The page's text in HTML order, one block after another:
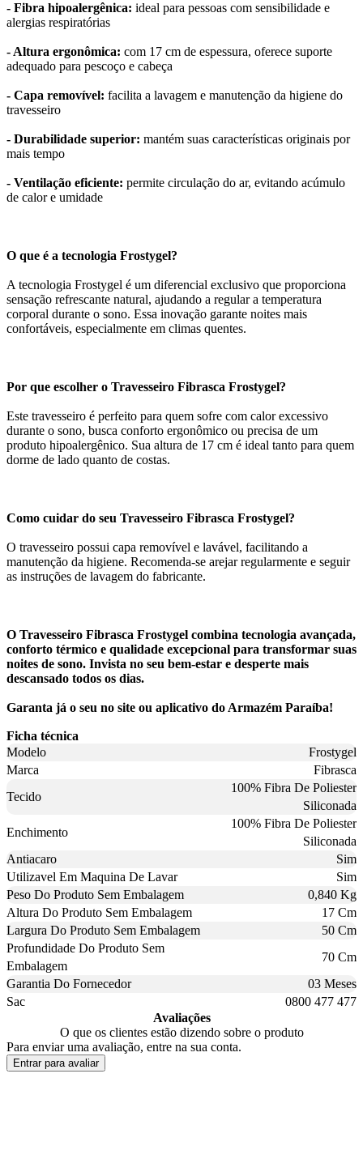
- Fibra hipoalergênica: ideal para pessoas com sensibilidade e
alergias respiratórias
- Altura ergonômica: com 17 cm de espessura, oferece suporte
adequado para pescoço e cabeça
- Capa removível: facilita a lavagem e manutenção da higiene do
travesseiro
- Durabilidade superior: mantém suas características originais por
mais tempo
- Ventilação eficiente: permite circulação do ar, evitando acúmulo
de calor e umidade
O que é a tecnologia Frostygel?
A tecnologia Frostygel é um diferencial exclusivo que proporciona
sensação refrescante natural, ajudando a regular a temperatura
corporal durante o sono. Essa inovação garante noites mais
confortáveis, especialmente em climas quentes.
Por que escolher o Travesseiro Fibrasca Frostygel?
Este travesseiro é perfeito para quem sofre com calor excessivo
durante o sono, busca conforto ergonômico ou precisa de um
produto hipoalergênico. Sua altura de 17 cm é ideal tanto para quem
dorme de lado quanto de costas.
Como cuidar do seu Travesseiro Fibrasca Frostygel?
O travesseiro possui capa removível e lavável, facilitando a
manutenção da higiene. Recomenda-se arejar regularmente e seguir
as instruções de lavagem do fabricante.
O Travesseiro Fibrasca Frostygel combina tecnologia avançada,
conforto térmico e qualidade excepcional para transformar suas
noites de sono. Invista no seu bem-estar e desperte mais
descansado todos os dias.
Garanta já o seu no site ou aplicativo do Armazém Paraíba!
Ficha técnica
Modelo
Frostygel
Marca
Fibrasca
Tecido
100% Fibra De Poliester
Siliconada
Enchimento
100% Fibra De Poliester
Siliconada
Antiacaro
Sim
Utilizavel Em Maquina De Lavar
Sim
Peso Do Produto Sem Embalagem
0,840 Kg
Altura Do Produto Sem Embalagem
17 Cm
Largura Do Produto Sem Embalagem
50 Cm
Profundidade Do Produto Sem
Embalagem
70 Cm
Garantia Do Fornecedor
03 Meses
Sac
0800 477 477
Avaliações
O que os clientes estão dizendo sobre o produto
Para enviar uma avaliação, entre na sua conta.
Entrar para avaliar